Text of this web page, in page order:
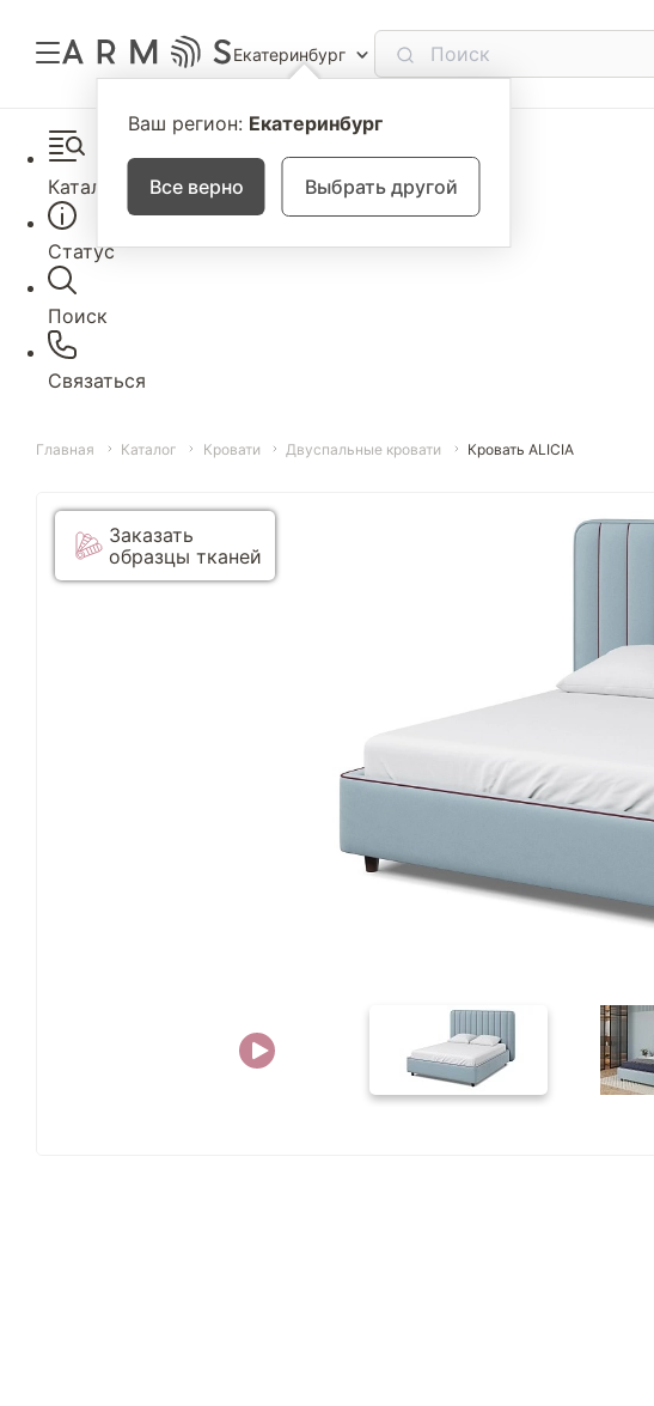
Екатеринбург
Ваш регион: Екатеринбург
Все верно Выбрать другой
Каталог
Статус
Поиск
Связаться
Главная Каталог Кровати Двуспальные кровати Кровать ALICIA
Заказать
образцы тканей